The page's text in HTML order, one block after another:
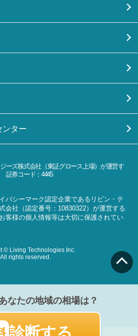
ンター
ーズ株式会社（東証グロース上場）が運営す
券コード：4445
バシーマーク認定企業であるリビン・テ
会社（認定番号：10830322）が運営する
客様の個人情報等は大切に保護されてい
© Living Technologies Inc.
All rights reserved.
なたの地域の相場は？